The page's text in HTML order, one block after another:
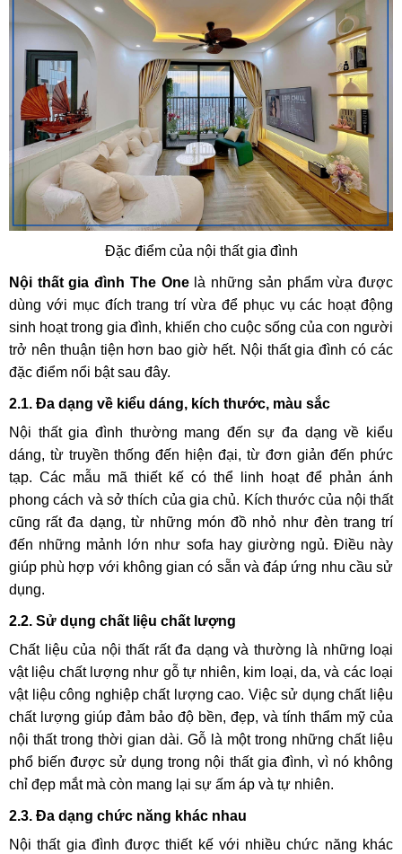
Đặc điểm của nội thất gia đình
Nội thất gia đình The Onelà những sản phẩm vừa được
dùng với mục đích trang trí vừa để phục vụ các hoạt động
sinh hoạt trong gia đình, khiến cho cuộc sống của con người
trở nên thuận tiện hơn bao giờ hết. Nội thất gia đình có các
đặc điểm nổi bật sau đây.
2.1. Đa dạng về kiểu dáng, kích thước, màu sắc
Nội thất gia đình thường mang đến sự đa dạng về kiểu
dáng, từ truyền thống đến hiện đại, từ đơn giản đến phức
tạp. Các mẫu mã thiết kế có thể linh hoạt để phản ánh
phong cách và sở thích của gia chủ. Kích thước của nội thất
cũng rất đa dạng, từ những món đồ nhỏ như đèn trang trí
đến những mảnh lớn như sofa hay giường ngủ. Điều này
giúp phù hợp với không gian có sẵn và đáp ứng nhu cầu sử
dụng.
2.2. Sử dụng chất liệu chất lượng
Chất liệu của nội thất rất đa dạng và thường là những loại
vật liệu chất lượng như gỗ tự nhiên, kim loại, da, và các loại
vật liệu công nghiệp chất lượng cao. Việc sử dụng chất liệu
chất lượng giúp đảm bảo độ bền, đẹp, và tính thẩm mỹ của
nội thất trong thời gian dài. Gỗ là một trong những chất liệu
phổ biến được sử dụng trong nội thất gia đình, vì nó không
chỉ đẹp mắt mà còn mang lại sự ấm áp và tự nhiên.
2.3. Đa dạng chức năng khác nhau
Nội thất gia đình được thiết kế với nhiều chức năng khác